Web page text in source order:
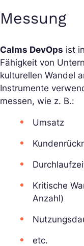
Messung
Calms DevOps ist
Fähigkeit von
kulturellen Wandel
Instrumente
messen, wie z. B.:
Umsatz
Kritische
Anzahl)
etc.